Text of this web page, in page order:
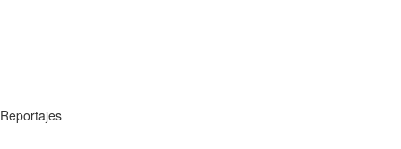
Reportajes